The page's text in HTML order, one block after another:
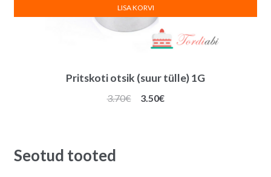
Pritskoti otsik (suur tülle) 1G
3.70€
Algne
3.50€Praegune
LISA KORVI
Seotud tooted